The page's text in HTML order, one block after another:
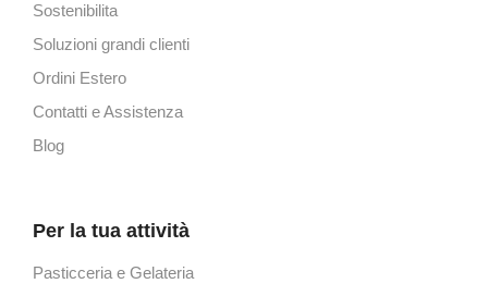
Sostenibilita
Soluzioni grandi clienti
Ordini Estero
Contatti e Assistenza
Blog
Per la tua attività
Pasticceria e Gelateria